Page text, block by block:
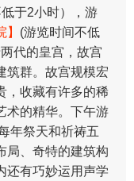
于2小时），游
】 (游览时间不低
代的皇宫，故宫
筑群。故宫规模宏
，收藏有许多的稀
术的精华。下午游
年祭天和祈祷五
局、奇特的建筑构
还有巧妙运用声学